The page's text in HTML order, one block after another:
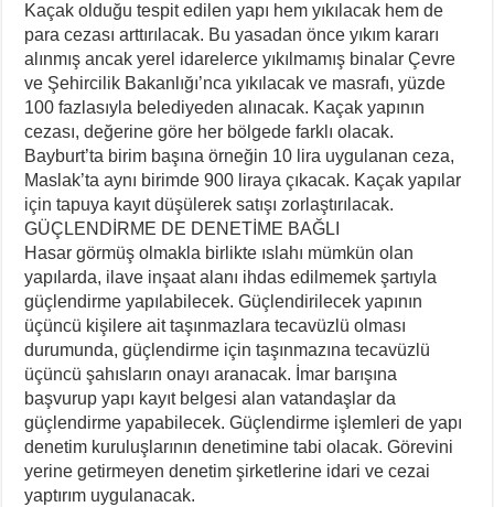
Kaçak olduğu tespit edilen yapı hem yıkılacak hem de
para cezası arttırılacak. Bu yasadan önce yıkım kararı
alınmış ancak yerel idarelerce yıkılmamış binalar Çevre
ve Şehircilik Bakanlığı’nca yıkılacak ve masrafı, yüzde
100 fazlasıyla belediyeden alınacak. Kaçak yapının
cezası, değerine göre her bölgede farklı olacak.
Bayburt’ta birim başına örneğin 10 lira uygulanan ceza,
Maslak’ta aynı birimde 900 liraya çıkacak. Kaçak yapılar
için tapuya kayıt düşülerek satışı zorlaştırılacak.
GÜÇLENDİRME DE DENETİME BAĞLI
Hasar görmüş olmakla birlikte ıslahı mümkün olan
yapılarda, ilave inşaat alanı ihdas edilmemek şartıyla
güçlendirme yapılabilecek. Güçlendirilecek yapının
üçüncü kişilere ait taşınmazlara tecavüzlü olması
durumunda, güçlendirme için taşınmazına tecavüzlü
üçüncü şahısların onayı aranacak. İmar barışına
başvurup yapı kayıt belgesi alan vatandaşlar da
güçlendirme yapabilecek. Güçlendirme işlemleri de yapı
denetim kuruluşlarının denetimine tabi olacak. Görevini
yerine getirmeyen denetim şirketlerine idari ve cezai
yaptırım uygulanacak.